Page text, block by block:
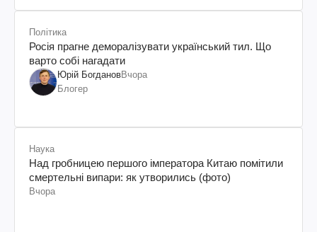
Політика
Росія прагне деморалізувати український тил. Що
варто собі нагадати
Юрій БогдановВчора
Блогер
Наука
Над гробницею першого імператора Китаю помітили
смертельні випари: як утворились (фото)
Вчора